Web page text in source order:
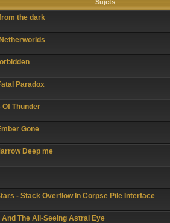
Sujets
the dark
Paradox
Of Thunder
Gone
Deep me
- Stack Overflow In Corpse Pile Interface
The All-Seeing Astral Eye